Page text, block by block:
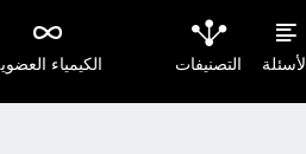
الأسئلة التصنيفات الكيمياء